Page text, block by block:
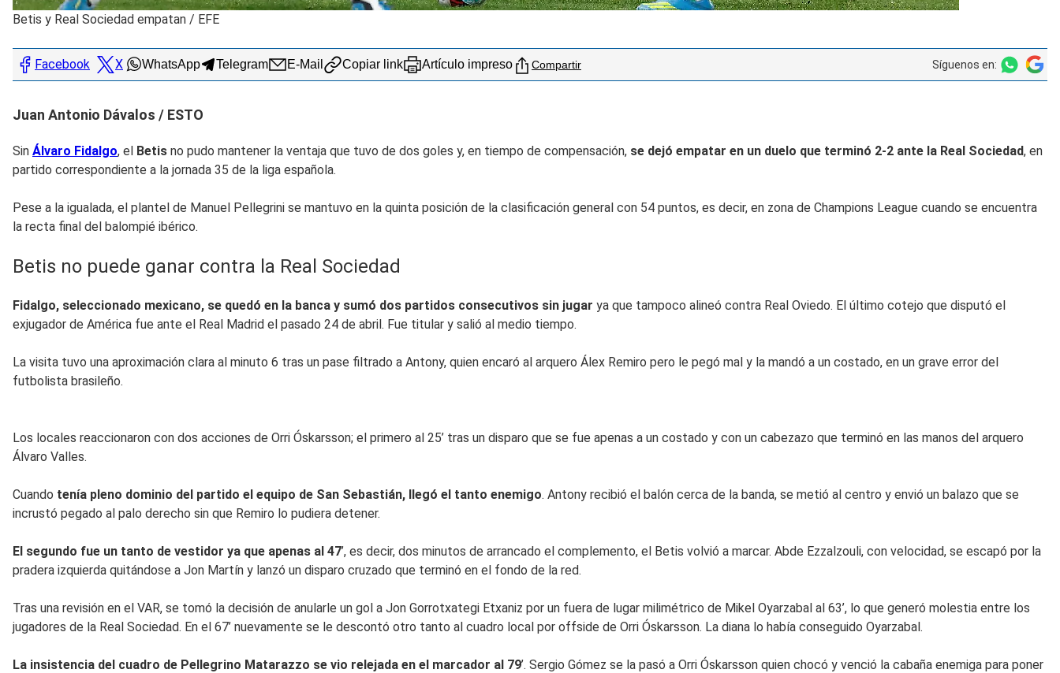
Betis y Real Sociedad empatan / EFE
Facebook X WhatsApp Telegram E-Mail Copiar link Artículo impreso Compartir Síguenos en:
Juan Antonio Dávalos / ESTO
Sin Álvaro Fidalgo, el Betis no pudo mantener la ventaja que tuvo de dos goles y, en tiempo de compensación, se dejó empatar en un duelo que terminó 2-2 ante la Real Sociedad, en
partido correspondiente a la jornada 35 de la liga española.
Pese a la igualada, el plantel de Manuel Pellegrini se mantuvo en la quinta posición de la clasificación general con 54 puntos, es decir, en zona de Champions League cuando se encuentra
la recta final del balompié ibérico.
Betis no puede ganar contra la Real Sociedad
Fidalgo, seleccionado mexicano, se quedó en la banca y sumó dos partidos consecutivos sin jugar ya que tampoco alineó contra Real Oviedo. El último cotejo que disputó el
exjugador de América fue ante el Real Madrid el pasado 24 de abril. Fue titular y salió al medio tiempo.
La visita tuvo una aproximación clara al minuto 6 tras un pase filtrado a Antony, quien encaró al arquero Álex Remiro pero le pegó mal y la mandó a un costado, en un grave error del
futbolista brasileño.
Los locales reaccionaron con dos acciones de Orri Óskarsson; el primero al 25’ tras un disparo que se fue apenas a un costado y con un cabezazo que terminó en las manos del arquero
Álvaro Valles.
Cuando tenía pleno dominio del partido el equipo de San Sebastián, llegó el tanto enemigo. Antony recibió el balón cerca de la banda, se metió al centro y envió un balazo que se
incrustó pegado al palo derecho sin que Remiro lo pudiera detener.
El segundo fue un tanto de vestidor ya que apenas al 47’, es decir, dos minutos de arrancado el complemento, el Betis volvió a marcar. Abde Ezzalzouli, con velocidad, se escapó por la
pradera izquierda quitándose a Jon Martín y lanzó un disparo cruzado que terminó en el fondo de la red.
Tras una revisión en el VAR, se tomó la decisión de anularle un gol a Jon Gorrotxategi Etxaniz por un fuera de lugar milimétrico de Mikel Oyarzabal al 63’, lo que generó molestia entre los
jugadores de la Real Sociedad. En el 67’ nuevamente se le descontó otro tanto al cuadro local por offside de Orri Óskarsson. La diana lo había conseguido Oyarzabal.
La insistencia del cuadro de Pellegrino Matarazzo se vio relejada en el marcador al 79’. Sergio Gómez se la pasó a Orri Óskarsson quien chocó y venció la cabaña enemiga para poner